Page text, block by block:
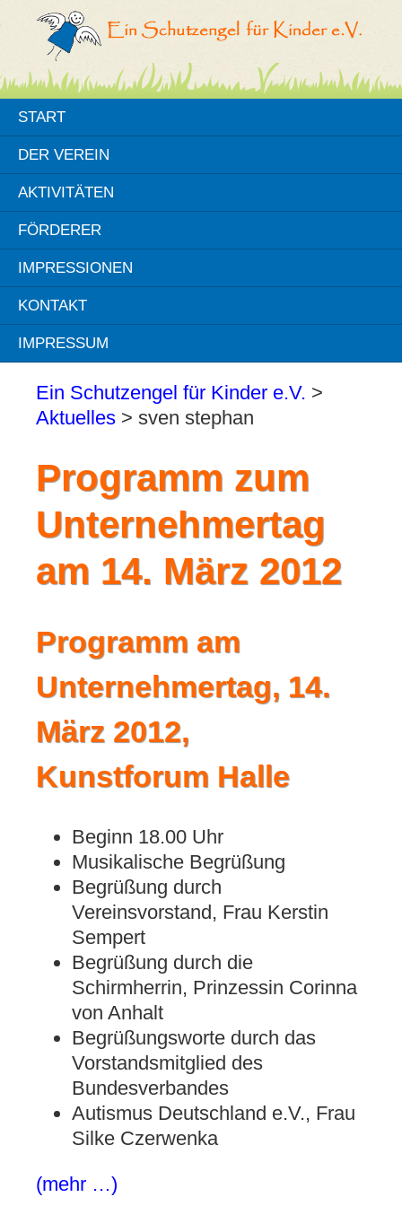
START
DER VEREIN
AKTIVITÄTEN
FÖRDERER
IMPRESSIONEN
KONTAKT
IMPRESSUM
Ein Schutzengel für Kinder e.V. >
Aktuelles > sven stephan
Programm zum
Unternehmertag
am 14. März 2012
Programm am
Unternehmertag, 14.
März 2012,
Kunstforum Halle
Beginn 18.00 Uhr
Musikalische Begrüßung
Begrüßung durch
Vereinsvorstand, Frau Kerstin
Sempert
Begrüßung durch die
Schirmherrin, Prinzessin Corinna
von Anhalt
Begrüßungsworte durch das
Vorstandsmitglied des
Bundesverbandes
Autismus Deutschland e.V., Frau
Silke Czerwenka
(mehr …)